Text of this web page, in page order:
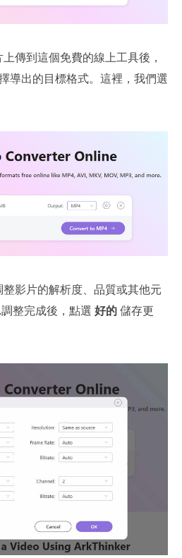
傳到這個免費的線上工具後，
導出的目標格式。這裡，我們選
影片的解析度、品質或其他元
整完成後，點選 好的儲存更